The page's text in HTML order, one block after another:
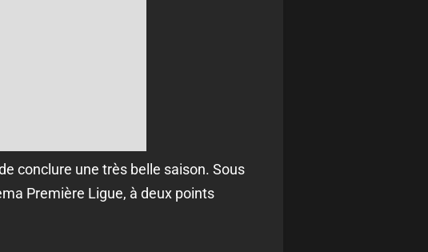
conclure une très belle saison. Sous
Première Ligue, à deux points